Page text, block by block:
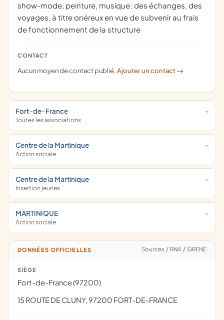
show-mode, peinture, musique; des échanges, des
voyages, à titre onéreux en vue de subvenir au frais
de fonctionnement de la structure
CONTACT
Aucun moyen de contact publié.Ajouter un contact ->
Fort-de-France
Toutes les associations
Centre de la Martinique
Action sociale
Centre de la Martinique
Insertion jeunes
MARTINIQUE
Action sociale
DONNÉES OFFICIELLES Sources / RNA / SIRENE
SIÈGE
Fort-de-France (97200)
15 ROUTE DE CLUNY, 97200 FORT-DE-FRANCE